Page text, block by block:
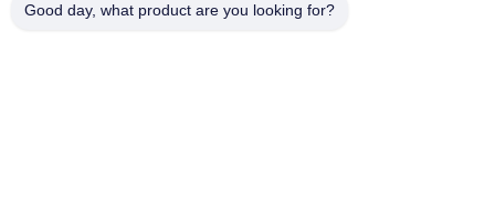
Good day, what product are you looking for?